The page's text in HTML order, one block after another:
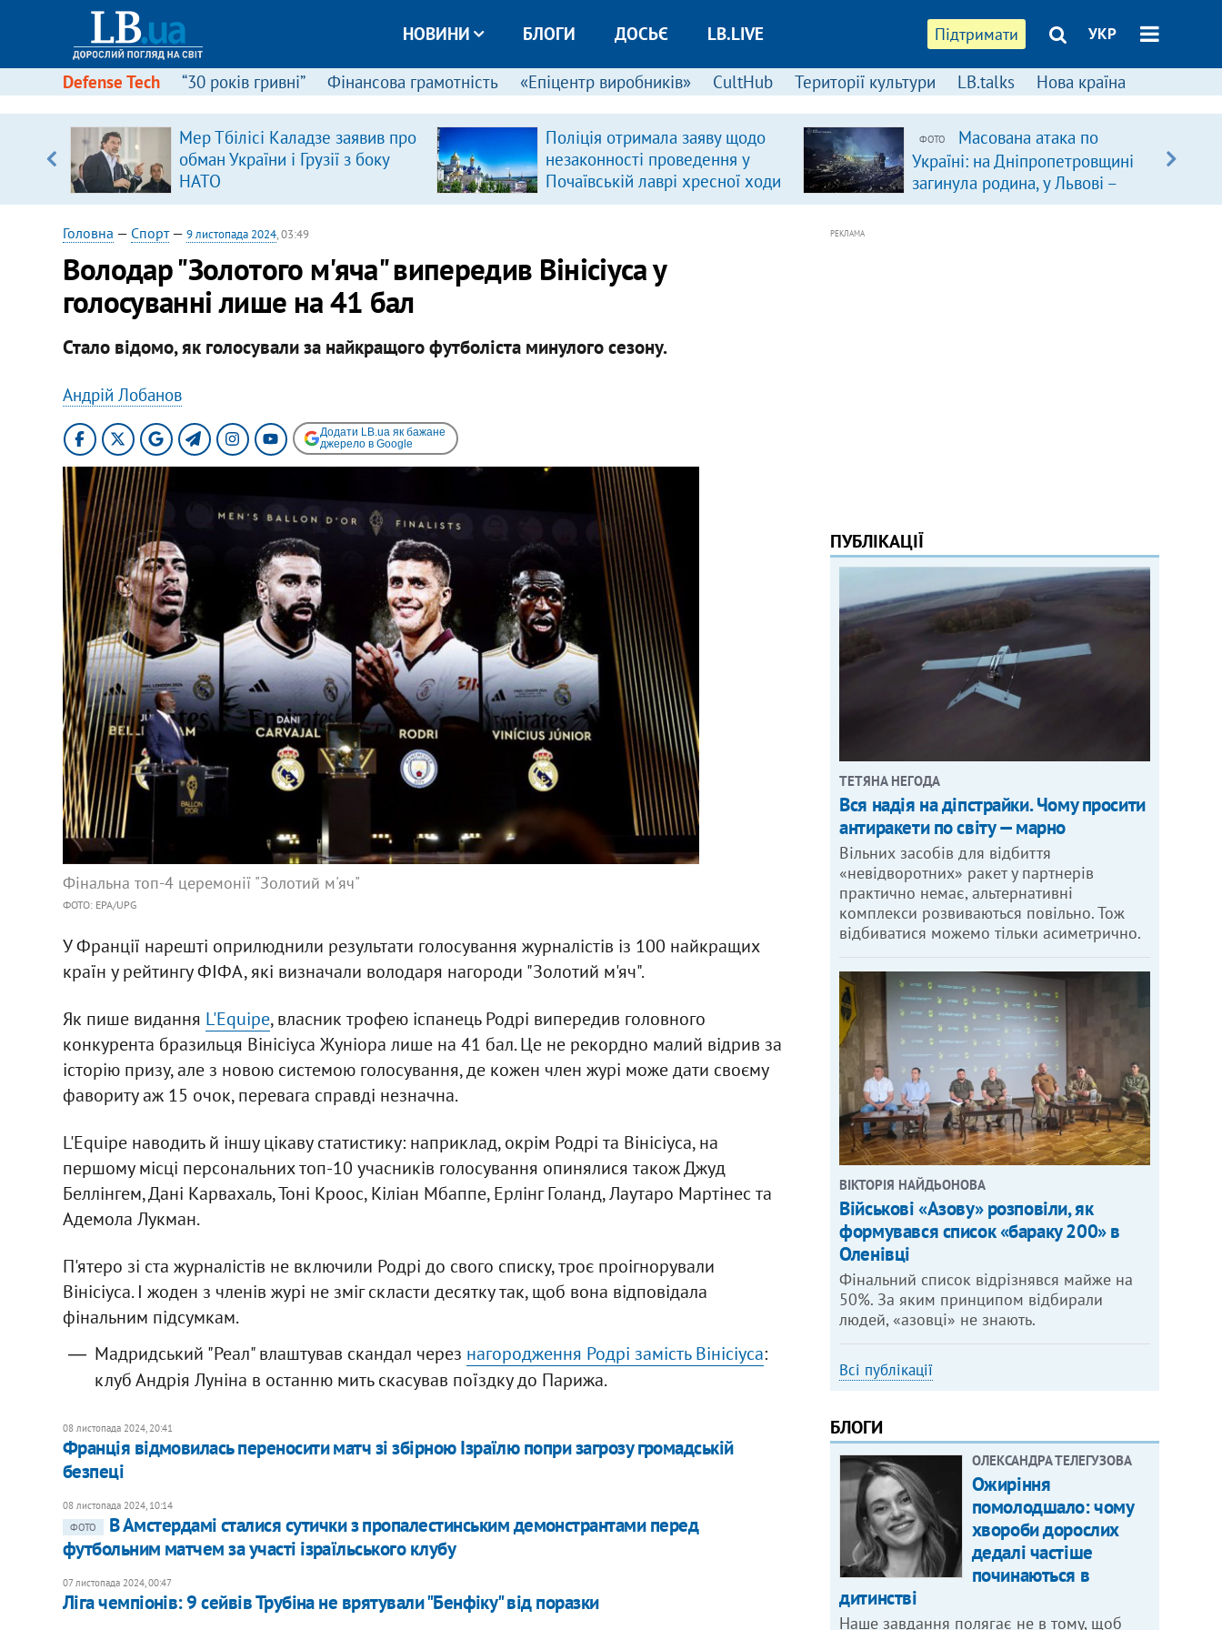
Підтримати УКР
НОВИНИ БЛОГИ ДОСЬЄ LB.LIVE
Defense Tech “30 років гривні” Фінансова грамотність «Епіцентр виробників» CultHub Території культури LB.talks Нова країна
Мер Тбілісі Каладзе заявив про
обман України і Грузії з боку
НАТО
Поліція отримала заяву щодо
незаконності проведення у
Почаївській лаврі хресної ходи
ФОТО
Масована атака по
Україні: на Дніпропетровщині
загинула родина, у Львові –
удар по багатоповерхівках
Головна — Спорт— 9 листопада 2024, 03:49
Володар "Золотого м'яча" випередив Вінісіуса у
голосуванні лише на 41 бал
Стало відомо, як голосували за найкращого футболіста минулого сезону.
Андрій Лобанов
Додати LB.ua як бажане
джерело в Google
Фінальна топ-4 церемонії "Золотий м'яч"
ФОТО: EPA/UPG
У Франції нарешті оприлюднили результати голосування журналістів із 100 найкращих
країн у рейтингу ФІФА, які визначали володаря нагороди "Золотий м'яч".
Як пише видання L'Equipe, власник трофею іспанець Родрі випередив головного
конкурента бразильця Вінісіуса Жуніора лише на 41 бал. Це не рекордно малий відрив за
історію призу, але з новою системою голосування, де кожен член журі може дати своєму
фавориту аж 15 очок, перевага справді незначна.
L'Equipe наводить й іншу цікаву статистику: наприклад, окрім Родрі та Вінісіуса, на
першому місці персональних топ-10 учасників голосування опинялися також Джуд
Беллінгем, Дані Карвахаль, Тоні Кроос, Кіліан Мбаппе, Ерлінг Голанд, Лаутаро Мартінес та
Адемола Лукман.
П'ятеро зі ста журналістів не включили Родрі до свого списку, троє проігнорували
Вінісіуса. І жоден з членів журі не зміг скласти десятку так, щоб вона відповідала
фінальним підсумкам.
Мадридський "Реал" влаштував скандал через нагородження Родрі замість Вінісіуса:
клуб Андрія Луніна в останню мить скасував поїздку до Парижа.
08 листопада 2024, 20:41
Франція відмовилась переносити матч зі збірною Ізраїлю попри загрозу громадській
безпеці
08 листопада 2024, 10:14
ФОТО
В Амстердамі сталися сутички з пропалестинським демонстрантами перед
футбольним матчем за участі ізраїльського клубу
07 листопада 2024, 00:47
Ліга чемпіонів: 9 сейвів Трубіна не врятували "Бенфіку" від поразки
РЕКЛАМА
ПУБЛІКАЦІЇ
ТЕТЯНА НЕГОДА
Вся надія на діпстрайки. Чому просити
антиракети по світу — марно
Вільних засобів для відбиття
«невідворотних» ракет у партнерів
практично немає, альтернативні
комплекси розвиваються повільно. Тож
відбиватися можемо тільки асиметрично.
ВІКТОРІЯ НАЙДЬОНОВА
Військові «Азову» розповіли, як
формувався список «бараку 200» в
Оленівці
Фінальний список відрізнявся майже на
50%. За яким принципом відбирали
людей, «азовці» не знають.
Всі публікації
БЛОГИ
ОЛЕКСАНДРА ТЕЛЕГУЗОВА
Ожиріння
помолодшало: чому
хвороби дорослих
дедалі частіше
починаються в
дитинстві
Наше завдання полягає не в тому, щоб